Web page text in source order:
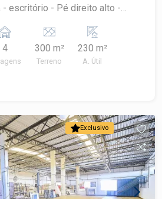
- escritório - Pé direito alto -
4 300 m²
Terreno
230 m²
A. Útil
Exclusivo